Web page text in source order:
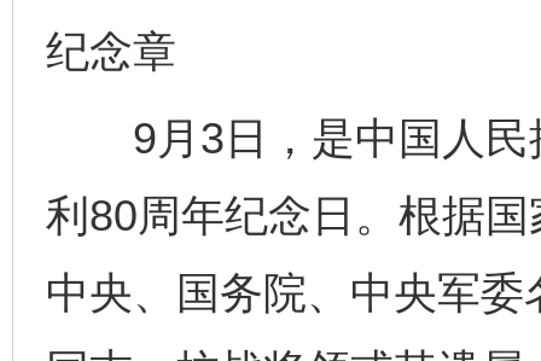
纪念章
9月3日，是中国人民
利80周年纪念日。根据
中央、国务院、中央军